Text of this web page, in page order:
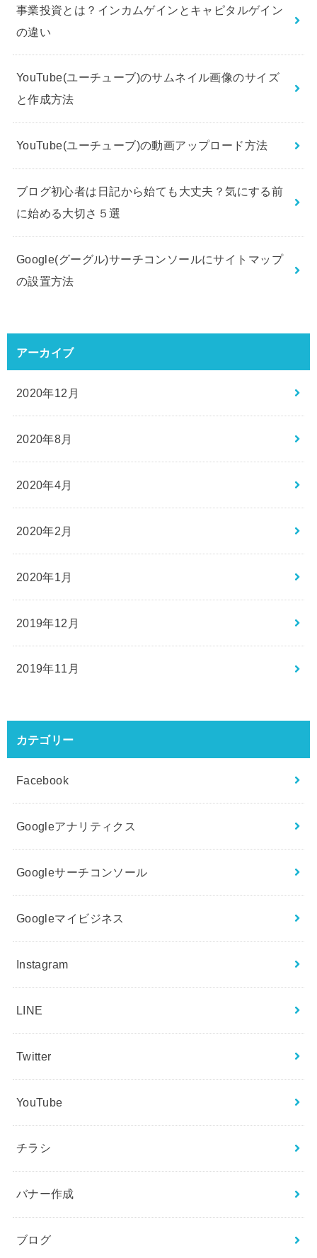
事業投資とは？インカムゲインとキャピタルゲイン
の違い
YouTube(ユーチューブ)のサムネイル画像のサイズ
と作成方法
YouTube(ユーチューブ)の動画アップロード方法
ブログ初心者は日記から始ても大丈夫？気にする前
に始める大切さ５選
Google(グーグル)サーチコンソールにサイトマップ
の設置方法
アーカイブ
2020年12月
2020年8月
2020年4月
2020年2月
2020年1月
2019年12月
2019年11月
カテゴリー
Facebook
Googleアナリティクス
Googleサーチコンソール
Googleマイビジネス
Instagram
LINE
Twitter
YouTube
チラシ
バナー作成
ブログ